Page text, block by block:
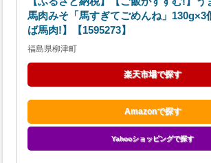
馬肉みそ「馬すぎてごめんね」130g×3
ば馬肉!】【1595273】
福島県柳津町
楽天市場で探す
Amazonで探す
Yahooショッピングで探す